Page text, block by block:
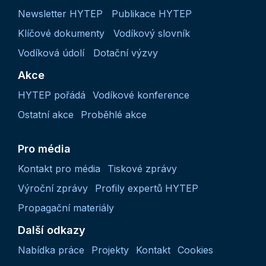
Newsletter HYTEP
Publikace HYTEP
Klíčové dokumenty
Vodíkový slovník
Vodíková údolí
Dotační výzvy
Akce
HYTEP pořádá
Vodíkové konference
Ostatní akce
Proběhlé akce
Pro média
Kontakt pro média
Tiskové zprávy
Výroční zprávy
Profily expertů HYTEP
Propagační materiály
Další odkazy
Nabídka práce Projekty Kontakt Cookies